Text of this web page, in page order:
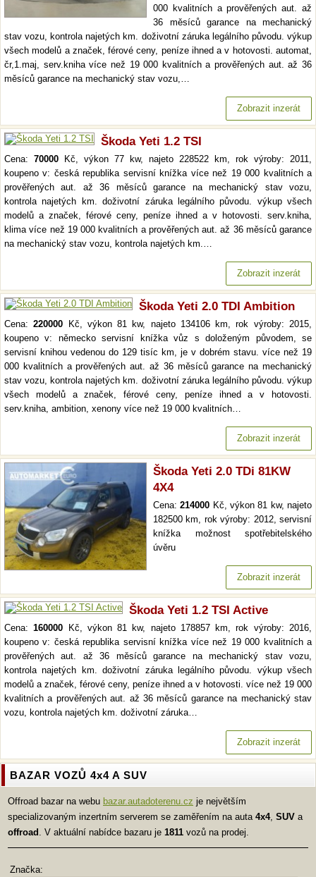
000 kvalitních a prověřených aut. až
36 měsíců garance na mechanický
stav vozu, kontrola najetých km. doživotní záruka legálního původu. výkup
všech modelů a značek, férové ceny, peníze ihned a v hotovosti. automat,
čr,1.maj, serv.kniha více než 19 000 kvalitních a prověřených aut. až 36
měsíců garance na mechanický stav vozu,…
Zobrazit inzerát
Škoda Yeti 1.2 TSI
Cena: 70000 Kč, výkon 77 kw, najeto 228522 km, rok výroby: 2011,
koupeno v: česká republika servisní knížka více než 19 000 kvalitních a
prověřených aut. až 36 měsíců garance na mechanický stav vozu,
kontrola najetých km. doživotní záruka legálního původu. výkup všech
modelů a značek, férové ceny, peníze ihned a v hotovosti. serv.kniha,
klima více než 19 000 kvalitních a prověřených aut. až 36 měsíců garance
na mechanický stav vozu, kontrola najetých km.…
Zobrazit inzerát
Škoda Yeti 2.0 TDI Ambition
Cena:220000 Kč, výkon 81 kw, najeto 134106 km, rok výroby: 2015,
koupeno v: německo servisní knížka vůz s doloženým původem, se
servisní knihou vedenou do 129 tisíc km, je v dobrém stavu. více než 19
000 kvalitních a prověřených aut. až 36 měsíců garance na mechanický
stav vozu, kontrola najetých km. doživotní záruka legálního původu. výkup
všech modelů a značek, férové ceny, peníze ihned a v hotovosti.
serv.kniha, ambition, xenony více než 19 000 kvalitních…
Zobrazit inzerát
Škoda Yeti 2.0 TDi 81KW
4X4
Cena:214000 Kč, výkon 81 kw, najeto
182500 km, rok výroby: 2012, servisní
knížka možnost spotřebitelského
úvěru
Zobrazit inzerát
Škoda Yeti 1.2 TSI Active
Cena:160000 Kč, výkon 81 kw, najeto 178857 km, rok výroby: 2016,
koupeno v: česká republika servisní knížka více než 19 000 kvalitních a
prověřených aut. až 36 měsíců garance na mechanický stav vozu,
kontrola najetých km. doživotní záruka legálního původu. výkup všech
modelů a značek, férové ceny, peníze ihned a v hotovosti. více než 19 000
kvalitních a prověřených aut. až 36 měsíců garance na mechanický stav
vozu, kontrola najetých km. doživotní záruka…
Zobrazit inzerát
BAZAR VOZŮ 4x4 A SUV
Offroad bazar na webu bazar.autadoterenu.cz je největším
specializovaným inzertním serverem se zaměřením na auta 4x4, SUV a
offroad . V aktuální nabídce bazaru je 1811 vozů na prodej.
Značka: